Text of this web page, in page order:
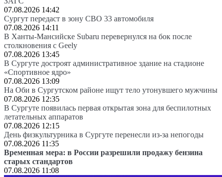
07.08.2026 14:42
Сургут передаст в зону СВО 33 автомобиля
07.08.2026 14:11
В Ханты-Мансийске Subaru перевернулся на бок после
столкновения с Geely
07.08.2026 13:45
В Сургуте достроят административное здание на стадионе
«Спортивное ядро»
07.08.2026 13:09
На Оби в Сургутском районе ищут тело утонувшего мужчины
07.08.2026 12:35
В Сургуте появилась первая открытая зона для беспилотных
летательных аппаратов
07.08.2026 12:15
День физкультурника в Сургуте перенесли из-за непогоды
07.08.2026 11:35
Временная мера: в России разрешили продажу бензина
старых стандартов
07.08.2026 11:08